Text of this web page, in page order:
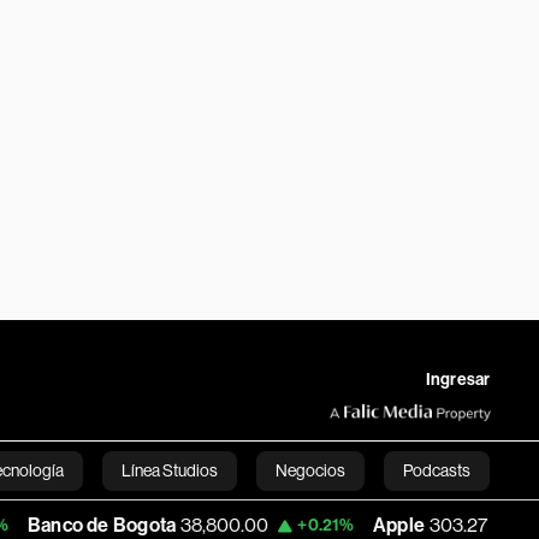
Ingresar
Línea Studios Negocios Podcasts
English
Bogota 38,800.00 +0.21% Apple 303.27 -1.74% USD